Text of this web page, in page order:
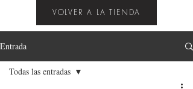
VOLVER A LA TIENDA
Entrada
Todas las entradas